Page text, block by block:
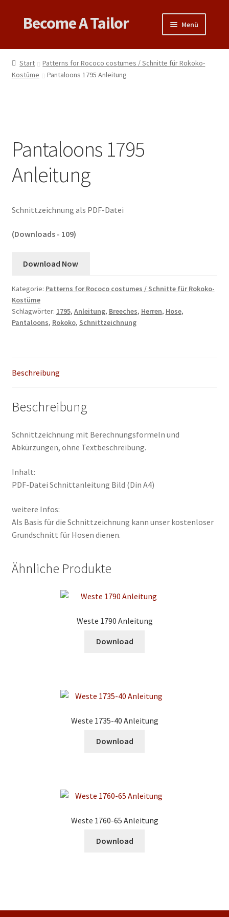
Zur
Navigation
Zum
Inhalt
Become A Tailor Menü
Books
öffnen
Videos
Links & Tips
Start
Patterns for Rococo costumes / Schnitte für Rokoko-
Kostüme
Pantaloons 1795 Anleitung
Pantaloons 1795
Anleitung
Schnittzeichnung als PDF-Datei
(Downloads - 109)
Download Now
Kategorie: Patterns for Rococo costumes / Schnitte für Rokoko-
Kostüme
Schlagwörter: 1795, Anleitung, Breeches, Herren, Hose,
Pantaloons, Rokoko, Schnittzeichnung
Beschreibung
Beschreibung
Schnittzeichnung mit Berechnungsformeln und
Abkürzungen, ohne Textbeschreibung.
Inhalt:
PDF-Datei Schnittanleitung Bild (Din A4)
weitere Infos:
Als Basis für die Schnittzeichnung kann unser kostenloser
Grundschnitt für Hosen dienen.
Ähnliche Produkte
Weste 1790 Anleitung
Download
Weste 1735-40 Anleitung
Download
Weste 1760-65 Anleitung
Download